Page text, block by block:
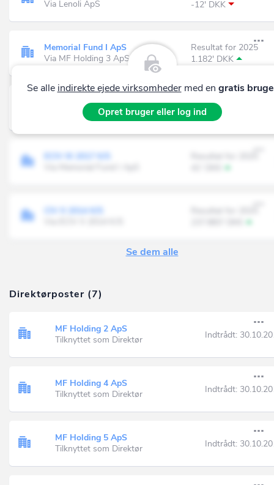
Via Lenoli ApS
-12' DKK
Memorial Fund I ApS
Via MF Holding 3 ApS
Resultat for 2025
1.182' DKK
ECIV II 2014 K/S
Via Memorial Fund I ApS
Resultat for 2025
21.294' DKK
ECIV III 2017 K/S
CIV II 2014 K/S
Se alle indirekte ejede virksomhedermed en gratis
Opret bruger eller log ind
Se dem alle
Direktørposter (7)
MF Holding 2 ApS
Tilknyttet som Direktør
Indtrådt:
MF Holding 4 ApS
Tilknyttet som Direktør
Indtrådt:
MF Holding 5 ApS
Tilknyttet som Direktør
Indtrådt: